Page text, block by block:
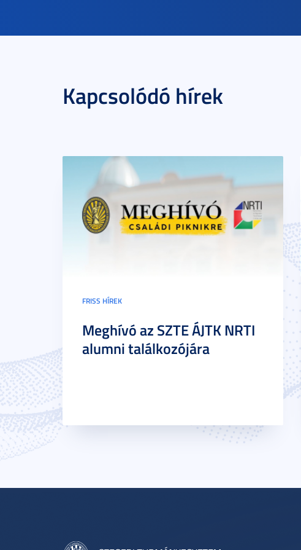
Kapcsolódó hírek
FRISS HÍREK
Meghívó az SZTE ÁJTK NRTI
alumni találkozójára